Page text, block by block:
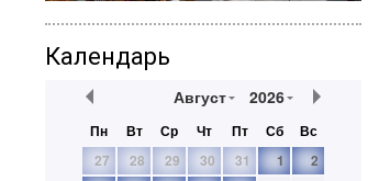
Календарь
Август 2026
Пн Вт Ср Чт Пт Сб
Вс
27
28 29 30 31 1
2